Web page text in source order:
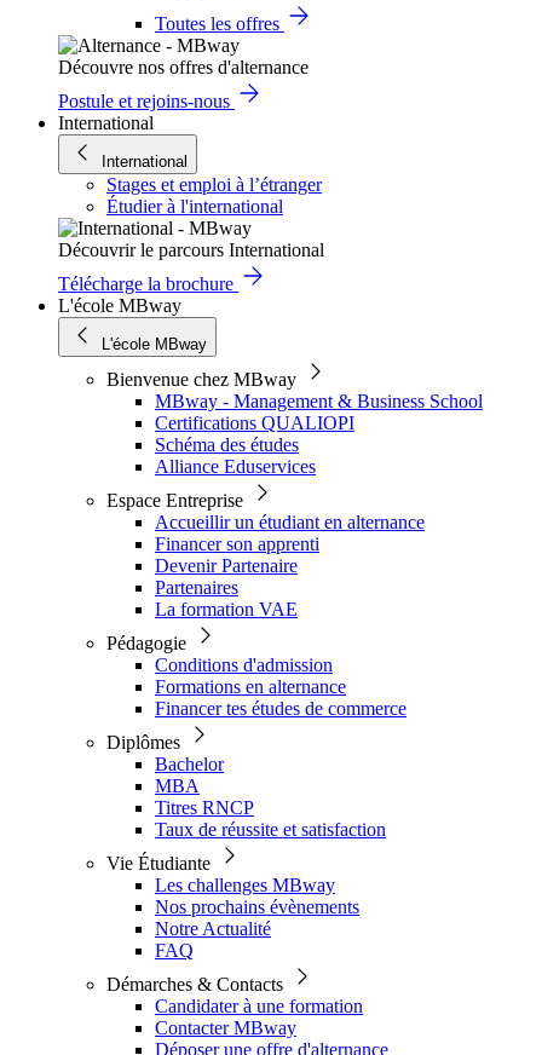
Toutes les offres
Découvre nos offres d'alternance
Postule et rejoins-nous
International
International
Stages et emploi à l’étranger
Étudier à l'international
Découvrir le parcours International
Télécharge la brochure
L'école MBway
L'école MBway
Bienvenue chez MBway
MBway - Management & Business School
Certifications QUALIOPI
Schéma des études
Alliance Eduservices
Espace Entreprise
Accueillir un étudiant en alternance
Financer son apprenti
Devenir Partenaire
Partenaires
La formation VAE
Pédagogie
Conditions d'admission
Formations en alternance
Financer tes études de commerce
Diplômes
Bachelor
MBA
Titres RNCP
Taux de réussite et satisfaction
Vie Étudiante
Les challenges MBway
Nos prochains évènements
Notre Actualité
FAQ
Démarches & Contacts
Candidater à une formation
Contacter MBway
Déposer une offre d'alternance